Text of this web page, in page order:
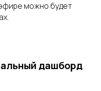
можно будет
дашборд